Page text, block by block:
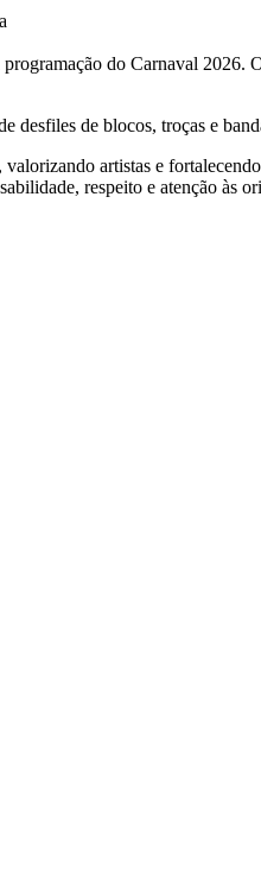
do Carnaval
desfiles de blocos, troças e
artistas e
respeito e atenção às